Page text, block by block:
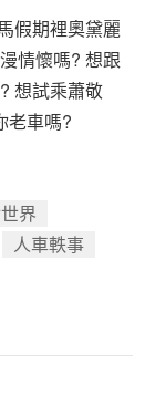
假期裡奧黛麗
情懷嗎? 想跟
想試乘蕭敬
老車嗎?
界
人車軼事